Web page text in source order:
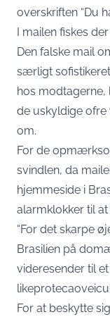
overskriften “Du
I mailen fiskes
Den falske mail
særligt
hos modtagerne,
de uskyldige
om.
For de
svindlen, da
hjemmeside i
alarmklokker til at
“For det skarpe
Brasilien på
videresender til
For at beskytte